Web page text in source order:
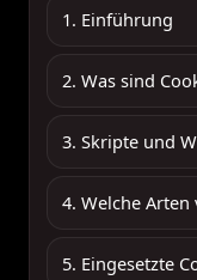
1. Einführung
2. Was sind
3. Skripte und
4. Welche Arten
5. Eingesetzte